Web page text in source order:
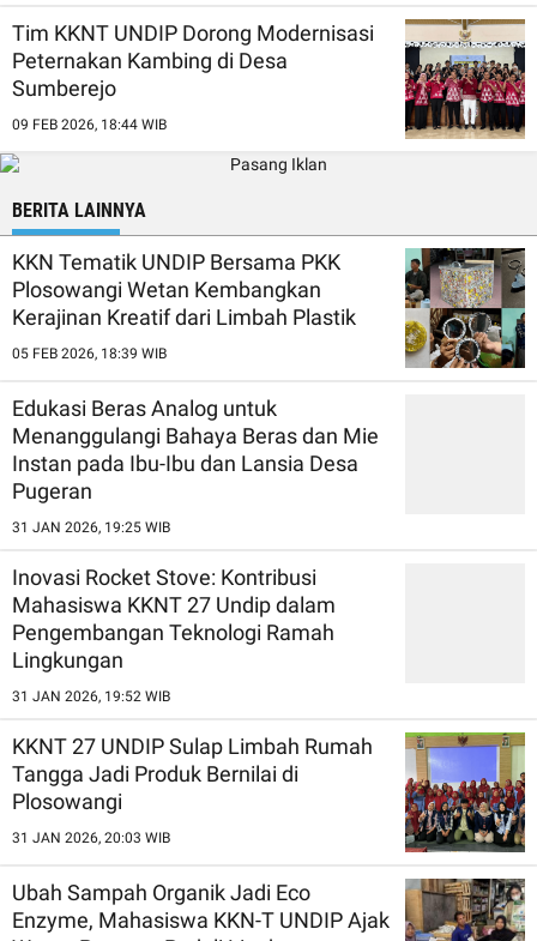
Tim KKNT UNDIP Dorong Modernisasi
Peternakan Kambing di Desa
Sumberejo
09 FEB 2026, 18:44 WIB
BERITA LAINNYA
KKN Tematik UNDIP Bersama PKK
Plosowangi Wetan Kembangkan
Kerajinan Kreatif dari Limbah Plastik
05 FEB 2026, 18:39 WIB
Edukasi Beras Analog untuk
Menanggulangi Bahaya Beras dan Mie
Instan pada Ibu-Ibu dan Lansia Desa
Pugeran
31 JAN 2026, 19:25 WIB
Inovasi Rocket Stove: Kontribusi
Mahasiswa KKNT 27 Undip dalam
Pengembangan Teknologi Ramah
Lingkungan
31 JAN 2026, 19:52 WIB
KKNT 27 UNDIP Sulap Limbah Rumah
Tangga Jadi Produk Bernilai di
Plosowangi
31 JAN 2026, 20:03 WIB
Ubah Sampah Organik Jadi Eco
Enzyme, Mahasiswa KKN-T UNDIP Ajak